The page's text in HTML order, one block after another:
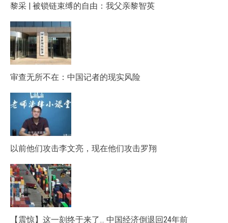
黎采 | 被锁链束缚的自由：我父亲黎智英
审查无所不在：中国记者的现实风险
以前他们攻击李文亮，现在他们攻击罗翔
【震惊】这一刻终于来了… 中国经济倒退回24年前